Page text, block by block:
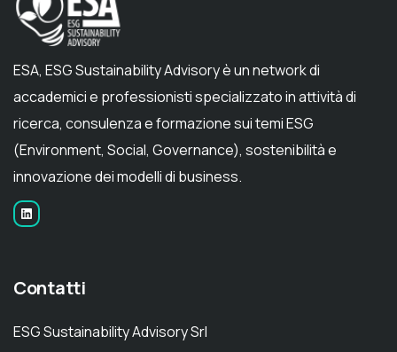
ESA, ESG Sustainability Advisory è un network di
accademici e professionisti specializzato in attività di
ricerca, consulenza e formazione sui temi ESG
(Environment, Social, Governance), sostenibilità e
innovazione dei modelli di business.
Contatti
ESG Sustainability Advisory Srl